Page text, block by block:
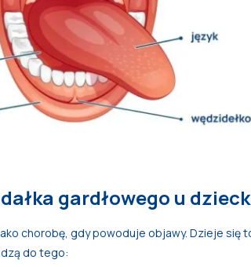
gardłowego u
chorobę, gdy powoduje objawy. Dzieje się
do tego: